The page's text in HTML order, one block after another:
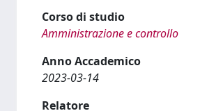
Corso di studio
Amministrazione e controllo
Anno Accademico
2023-03-14
Relatore